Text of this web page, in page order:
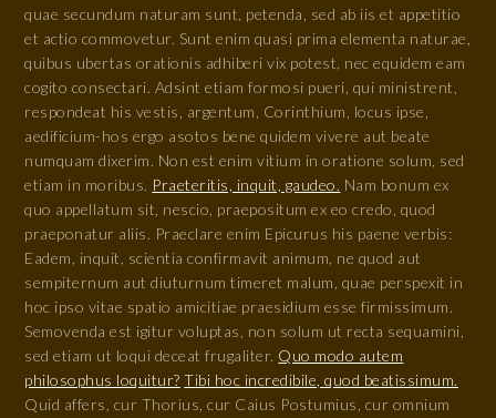
quae secundum naturam sunt, petenda, sed ab iis et appetitio
et actio commovetur. Sunt enim quasi prima elementa naturae,
quibus ubertas orationis adhiberi vix potest, nec equidem eam
cogito consectari. Adsint etiam formosi pueri, qui ministrent,
respondeat his vestis, argentum, Corinthium, locus ipse,
aedificium-hos ergo asotos bene quidem vivere aut beate
numquam dixerim. Non est enim vitium in oratione solum, sed
etiam in moribus. Praeteritis, inquit, gaudeo. Nam bonum ex
quo appellatum sit, nescio, praepositum ex eo credo, quod
praeponatur aliis. Praeclare enim Epicurus his paene verbis:
Eadem, inquit, scientia confirmavit animum, ne quod aut
sempiternum aut diuturnum timeret malum, quae perspexit in
hoc ipso vitae spatio amicitiae praesidium esse firmissimum.
Semovenda est igitur voluptas, non solum ut recta sequamini,
sed etiam ut loqui deceat frugaliter. Quo modo autem
philosophus loquitur? Tibi hoc incredibile, quod beatissimum.
Quid affers, cur Thorius, cur Caius Postumius, cur omnium